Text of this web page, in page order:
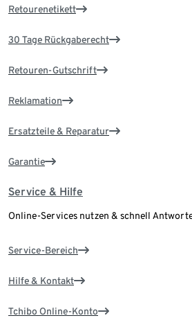
Retourenetikett
30 Tage Rückgaberecht
Retouren-Gutschrift
Reklamation
Ersatzteile & Reparatur
Garantie
Service & Hilfe
Online-Services nutzen & schnell
Service-Bereich
Hilfe & Kontakt
Tchibo Online-Konto